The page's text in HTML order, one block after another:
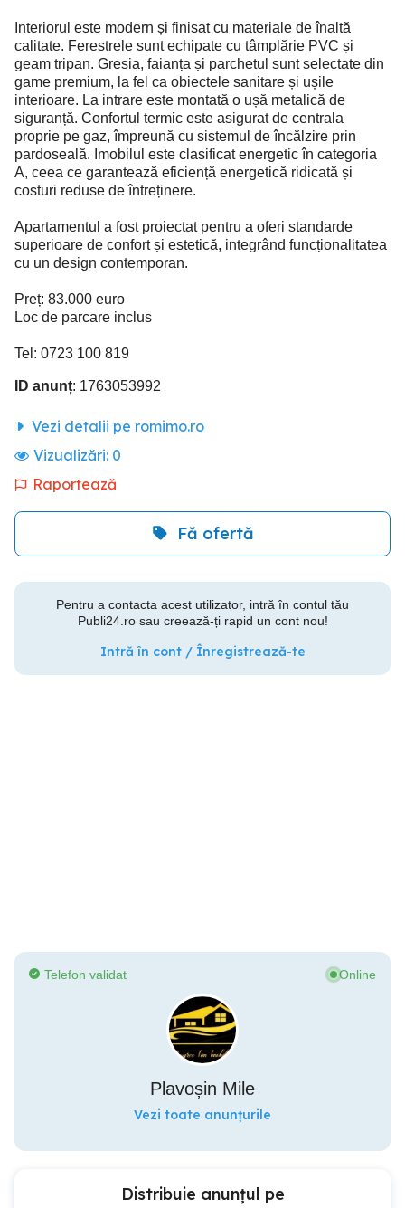
Interiorul este modern și finisat cu materiale de înaltă
calitate. Ferestrele sunt echipate cu tâmplărie PVC și
geam tripan. Gresia, faianța și parchetul sunt selectate din
game premium, la fel ca obiectele sanitare și ușile
interioare. La intrare este montată o ușă metalică de
siguranță. Confortul termic este asigurat de centrala
proprie pe gaz, împreună cu sistemul de încălzire prin
pardoseală. Imobilul este clasificat energetic în categoria
A, ceea ce garantează eficiență energetică ridicată și
costuri reduse de întreținere.
Apartamentul a fost proiectat pentru a oferi standarde
superioare de confort și estetică, integrând funcționalitatea
cu un design contemporan.
Preț: 83.000 euro
Loc de parcare inclus
Tel: 0723 100 819
ID anunț: 1763053992
Vezi detalii pe romimo.ro
Vizualizări: 0
Raportează
Fă ofertă
Pentru a contacta acest utilizator, intră în contul tău
Publi24.ro sau creează-ți rapid un cont nou!
Intră în cont / Înregistrează-te
Telefon validat Online
Plavoșin Mile
Vezi toate anunțurile
Distribuie anunțul pe